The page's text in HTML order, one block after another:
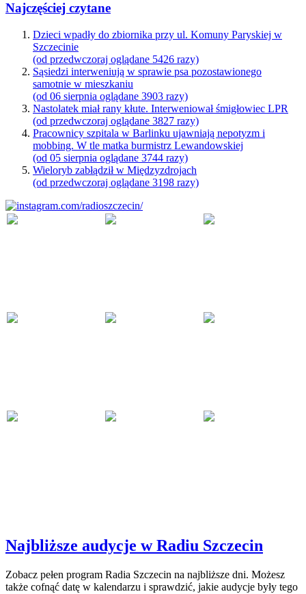
Najczęściej czytane
Dzieci wpadły do zbiornika przy ul. Komuny Paryskiej w
Szczecinie
(od przedwczoraj oglądane 5426 razy)
Sąsiedzi interweniują w sprawie psa pozostawionego
samotnie w mieszkaniu
(od 06 sierpnia oglądane 3903 razy)
Nastolatek miał rany kłute. Interweniował śmigłowiec LPR
(od przedwczoraj oglądane 3827 razy)
Pracownicy szpitala w Barlinku ujawniają nepotyzm i
mobbing. W tle matka burmistrz Lewandowskiej
(od 05 sierpnia oglądane 3744 razy)
Wieloryb zabłądził w Międzyzdrojach
(od przedwczoraj oglądane 3198 razy)
Najbliższe audycje w Radiu Szczecin
Zobacz pełen program Radia Szczecin na najbliższe dni. Możesz
także cofnąć datę w kalendarzu i sprawdzić, jakie audycje były tego